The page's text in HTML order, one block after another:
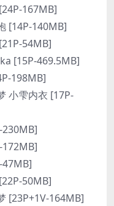
167MB]
[14P-140MB]
54MB]
[15P-469.5MB]
198MB]
小雫内衣 [17P-
230MB]
172MB]
47MB]
50MB]
[23P+1V-164MB]